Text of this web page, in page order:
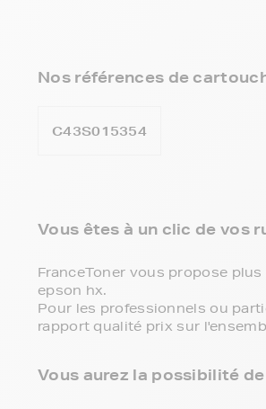
Nos références de
C43S015354
Vous êtes à un clic de vos
FranceToner vous propose
epson hx.
Pour les professionnels ou
rapport qualité prix sur
Vous aurez la possibilité